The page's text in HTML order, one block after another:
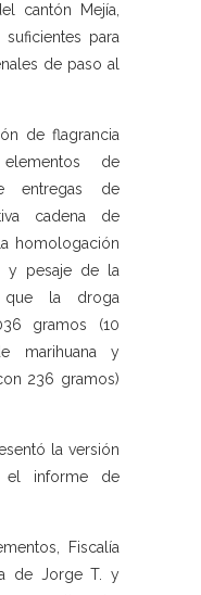
cantón Mejía,
para
de paso al
de flagrancia
de
entregas de
cadena de
homologación
y pesaje de la
que la droga
gramos (10
marihuana y
236 gramos)
la versión
el informe de
Fiscalía
de Jorge T. y